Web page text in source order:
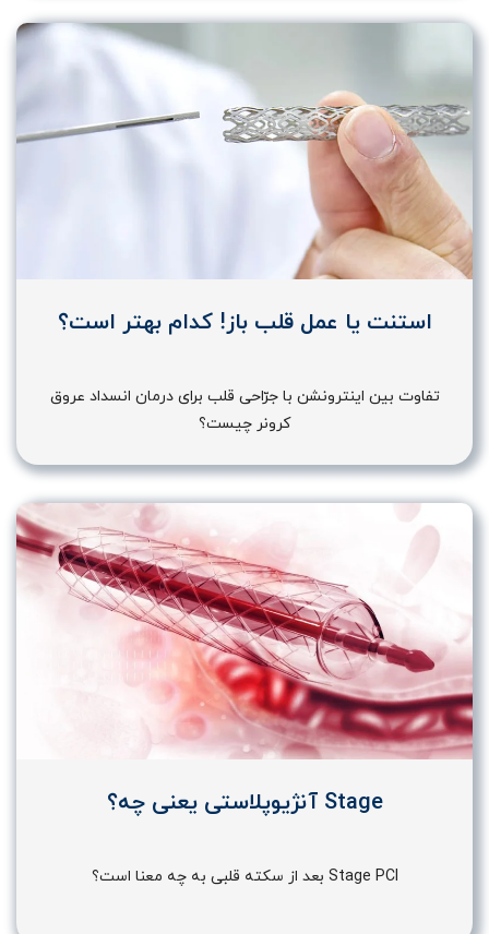
استنت یا عمل قلب باز! کدام بهتر است؟
تفاوت بین اینترونشن با جرّاحی قلب برای درمان انسداد عروق
کرونر چیست؟
Stage آنژیوپلاستی یعنی چه؟
Stage PCI بعد از سکته قلبی به چه معنا است؟